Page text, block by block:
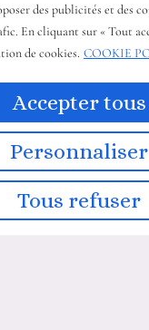
des publicités et des
En cliquant sur « Tout
de cookies. COOKIE
Personnaliser
Tous refuser
Accepter tous
06340 Nice France